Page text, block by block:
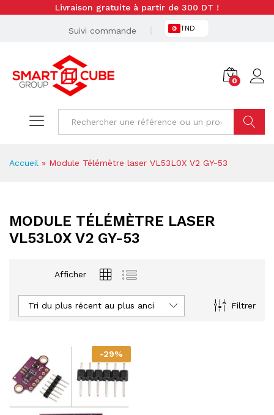
Livraison gratuite à partir de 300 DT !
Suivi commande TND
0
Accueil » Module Télémètre laser VL53L0X V2 GY-53
MODULE TÉLÉMÈTRE LASER
VL53L0X V2 GY-53
Afficher
Filtrer
Tri du plus récent au plus ancien
-29%